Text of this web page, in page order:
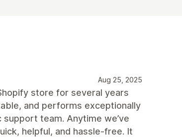
Aug 25, 2025
store for several years
and performs exceptionally
team. Anytime we’ve
helpful, and hassle-free. It